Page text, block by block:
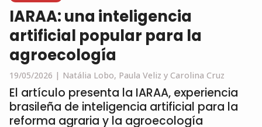
IARAA: una inteligencia
artificial popular para la
agroecología
19/05/2026 | Natália Lobo, Paula Veliz y Carolina Cruz
El artículo presenta la IARAA, experiencia
brasileña de inteligencia artificial para la
reforma agraria y la agroecología